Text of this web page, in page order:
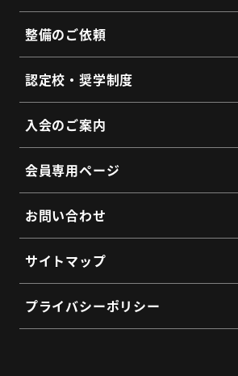
提携企業・団体一覧
総会・地区会・研修会
会員同士のネットワークづ
SDGs宣言
整備のご依頼
提供サービス
サービス拠点
よくあるご質問
整備・メンテナンス依頼フ
認定校・奨学制度
認定校制度について
全国トラックネット企業紹
よくあるご質問
認定制度に関するお問い合
入会のご案内
入会の3つのメリット
会員インタビュー
よくあるご質問
入会希望フォーム
会員専用ページ
お問い合わせ
サイトマップ
プライバシーポリシー